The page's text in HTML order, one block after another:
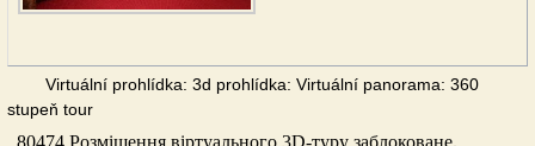
Virtuální prohlídka: 3d prohlídka: Virtuální panorama: 360
stupeň tour